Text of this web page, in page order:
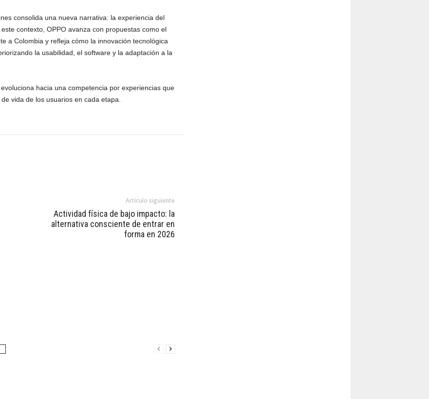
consolida una nueva narrativa: la experiencia del
contexto, OPPO avanza con propuestas como el
a Colombia y refleja cómo la innovación tecnológica
la usabilidad, el software y la adaptación a la
hacia una competencia por experiencias que
vida de los usuarios en cada etapa.
Artículo siguiente
Actividad física de bajo impacto: la
alternativa consciente de entrar en
forma en 2026